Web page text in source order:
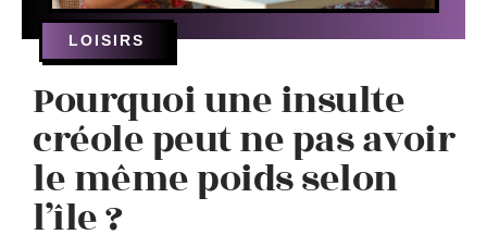
LOISIRS
Pourquoi une insulte
créole peut ne pas avoir
le même poids selon
l’île ?